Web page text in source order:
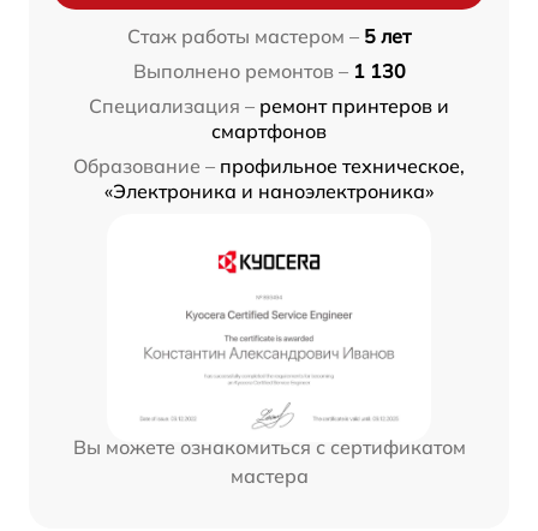
Стаж работы мастером – 5 лет
Выполнено ремонтов – 1 130
Специализация – ремонт принтеров и
смартфонов
Образование – профильное техническое,
«Электроника и наноэлектроника»
Вы можете ознакомиться с сертификатом
мастера